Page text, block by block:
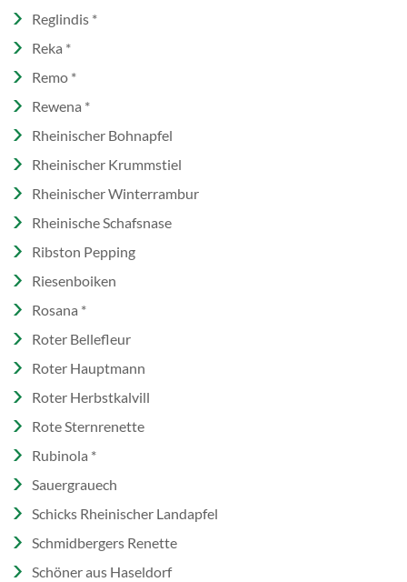
Reglindis *
Reka *
Remo *
Rewena *
Rheinischer Bohnapfel
Rheinischer Krummstiel
Rheinischer Winterrambur
Rheinische Schafsnase
Ribston Pepping
Riesenboiken
Rosana *
Roter Bellefleur
Roter Hauptmann
Roter Herbstkalvill
Rote Sternrenette
Rubinola *
Sauergrauech
Schicks Rheinischer Landapfel
Schmidbergers Renette
Schöner aus Haseldorf